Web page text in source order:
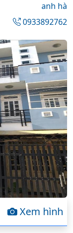
anh hà
0933892762
Xem hình